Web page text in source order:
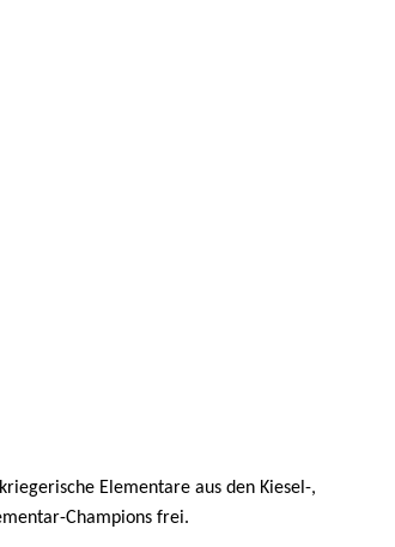
Elementare aus den Kiesel-,
Champions frei.